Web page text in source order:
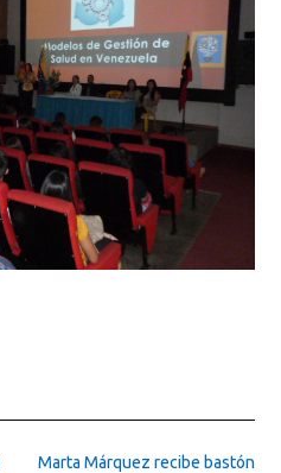
Marta Márquez recibe bastón